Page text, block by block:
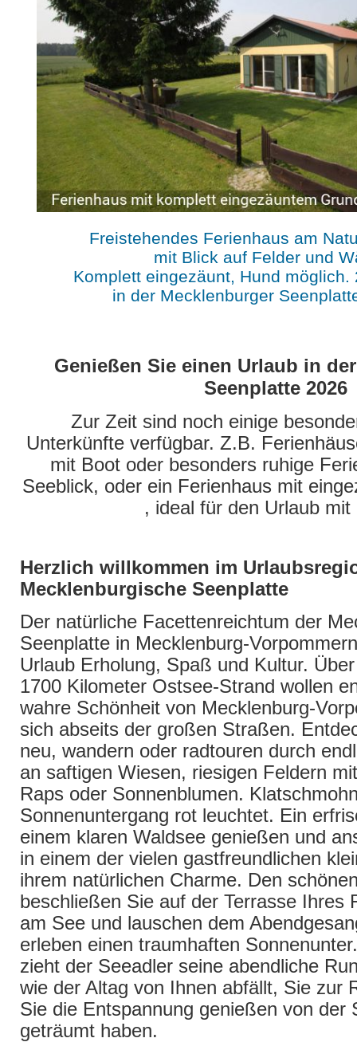
Freistehendes Ferienhaus am
mit Blick auf Felder und
Komplett eingezäunt, Hund möglich.
in der Mecklenburger
Genießen Sie einen Urlaub in
Seenplatte 2026
Zur Zeit sind noch einige
Unterkünfte verfügbar. Z.B.
mit Boot oder besonders ruhige
Seeblick, oder ein Ferienhaus mit
, ideal für den Urlaub mit
Herzlich willkommen im
Mecklenburgische Seenplatte
Der natürliche Facettenreichtum der
Seenplatte in Mecklenburg-
Urlaub Erholung, Spaß und Kultur.
1700 Kilometer Ostsee-Strand wollen
wahre Schönheit von Mecklenburg-
sich abseits der großen Straßen.
neu, wandern oder radtouren durch
an saftigen Wiesen, riesigen Feldern
Raps oder Sonnenblumen.
Sonnenuntergang rot leuchtet. Ein
einem klaren Waldsee genießen und
in einem der vielen gastfreundlichen
ihrem natürlichen Charme. Den
beschließen Sie auf der Terrasse Ihres
am See und lauschen dem
erleben einen traumhaften
zieht der Seeadler seine abendliche
wie der Altag von Ihnen abfällt, Sie zur
Sie die Entspannung genießen von der
geträumt haben.